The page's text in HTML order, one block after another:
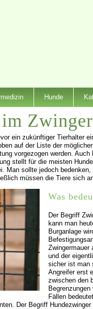
Hunde
Zwinger
ein zukünftiger Tierhalter
auf der Liste der
vorgezogen werden.
stellt für die meisten
Man sollte jedoch
müssen die Tiere sich
Was
Der Begriff
kann man
Burganlage
Zwingermauer
und der
sicher ist man
Angreifer erst
zwischen den
Fällen
Der Begriff